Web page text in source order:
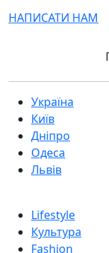
НАПИСАТИ НАМ
Україна
Київ
Дніпро
Одеса
Львів
Lifestyle
Культура
Fashion